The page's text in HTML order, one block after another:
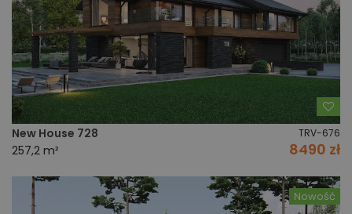
New House 728 TRV-676
257,2 m² 8490 zł
Nowość